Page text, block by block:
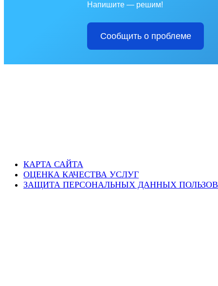
Напишите — решим!
Сообщить о проблеме
КАРТА САЙТА
ОЦЕНКА КАЧЕСТВА УСЛУГ
ЗАЩИТА ПЕРСОНАЛЬНЫХ ДАННЫХ